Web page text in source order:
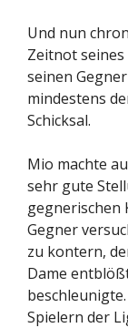
Und nun
Zeitnot
seinen
mindestens
Schicksal.
Mio machte
sehr gute
gegnerischen
Gegner
zu kontern,
Dame
Spielern der